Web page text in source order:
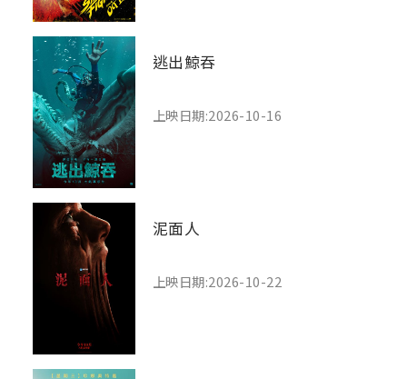
逃出鯨吞
上映日期:2026-10-16
泥面人
上映日期:2026-10-22